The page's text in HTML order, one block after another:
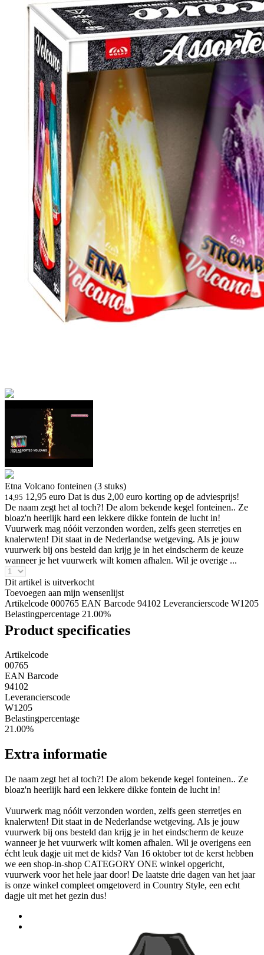
Etna Volcano fonteinen (3 stuks)
14,95 12,95 euro Dat is dus 2,00 euro korting op de adviesprijs!
De naam zegt het al toch?! De alom bekende kegel fonteinen.. Ze
bloaz'n heerlijk hard een lekkere dikke fontein de lucht in!
Vuurwerk mag nóóit verzonden worden, zelfs geen sterretjes en
knalerwten! Dit staat in de Nederlandse wetgeving. Als je jouw
vuurwerk bij ons besteld dan krijg je in het eindscherm de keuze
wanneer je het vuurwerk wilt komen afhalen. Wil je overige ...
Dit artikel is uitverkocht
Toevoegen aan mijn wensenlijst
Artikelcode 000765 EAN Barcode 94102 Leverancierscode W1205
Belastingpercentage 21.00%
Product specificaties
Artikelcode
00765
EAN Barcode
94102
Leverancierscode
W1205
Belastingpercentage
21.00%
Extra informatie
De naam zegt het al toch?! De alom bekende kegel fonteinen.. Ze
bloaz'n heerlijk hard een lekkere dikke fontein de lucht in!
Vuurwerk mag nóóit verzonden worden, zelfs geen sterretjes en
knalerwten! Dit staat in de Nederlandse wetgeving. Als je jouw
vuurwerk bij ons besteld dan krijg je in het eindscherm de keuze
wanneer je het vuurwerk wilt komen afhalen. Wil je overigens een
écht leuk dagje uit met de kids? Van 16 oktober tot de kerst hebben
we een shop-in-shop CATEGORY ONE winkel opgericht,
vuurwerk voor het hele jaar door! De laatste drie dagen van het jaar
is onze winkel compleet omgetoverd in Country Style, een echt
dagje uit met het gezin dus!